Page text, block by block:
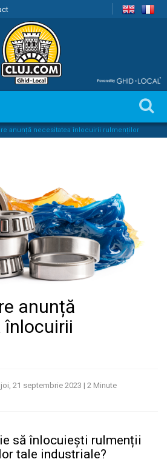
anunță necesitatea înlocuirii rulmenților
anunță
înlocuirii
joi, 21 septembrie 2023 | 2 Minute
să înlocuiești rulmenții
tale industriale?